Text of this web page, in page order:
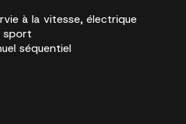
à la vitesse, électrique
sport
séquentiel